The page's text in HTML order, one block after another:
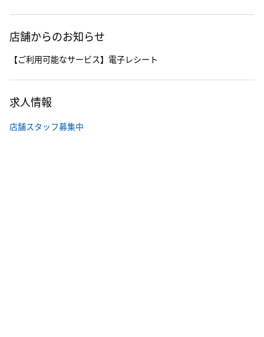
店舗からのお知らせ
【ご利用可能なサービス】電子レシート
求人情報
店舗スタッフ募集中